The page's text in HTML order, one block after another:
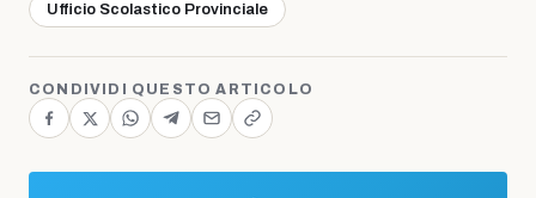
Ufficio Scolastico Provinciale
CONDIVIDI QUESTO ARTICOLO